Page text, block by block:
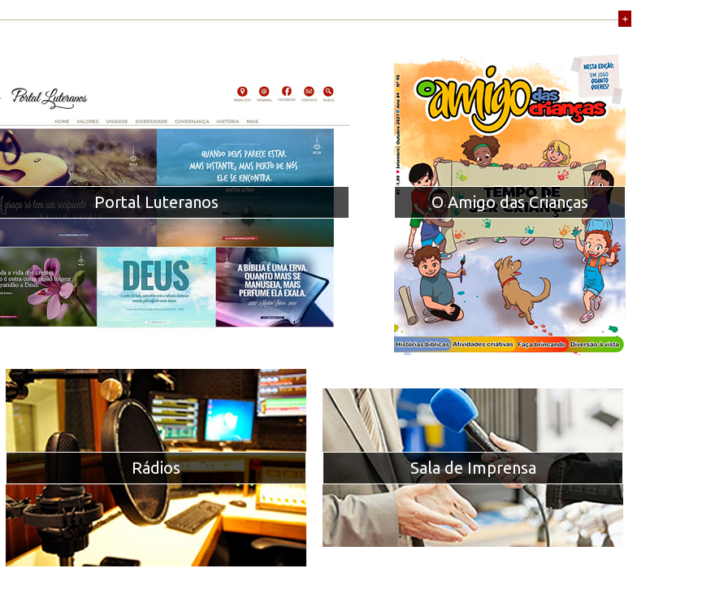
+
Portal Luteranos O Amigo das Crianças
Rádios Sala de Imprensa